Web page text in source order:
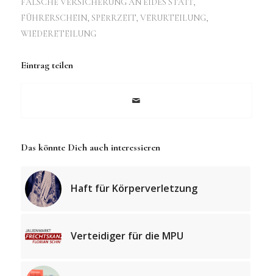
FALSCHE VERSICHERUNG AN EIDES STATT,
FÜHRERSCHEIN, SPERRZEIT, VERURTEILUNG,
WIEDERETEILUNG
Eintrag teilen
Das könnte Dich auch interessieren
Haft für Körperverletzung
Verteidiger für die MPU